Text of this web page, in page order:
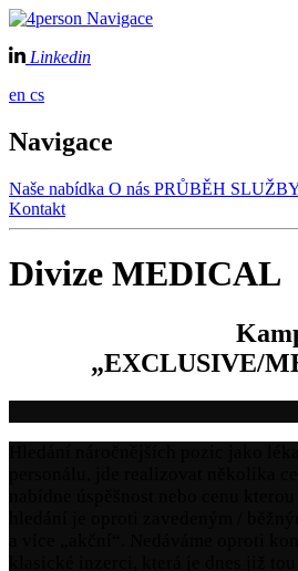
Navigace
Linkedin
en cs
Navigace
Naše nabídka O nás PRŮBĚH
Kontakt
Divize MEDICAL
„EXCLUSIVE/